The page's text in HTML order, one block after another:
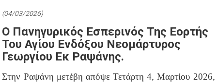
(04/03/2026)
Ο Πανηγυρικός Εσπερινός Της Εορτής
Του Αγίου Ενδόξου Νεομάρτυρος
Γεωργίου Εκ Ραψάνης.
Στην Ραψάνη μετέβη απόψε Τετάρτη 4, Μαρτίου 2026,